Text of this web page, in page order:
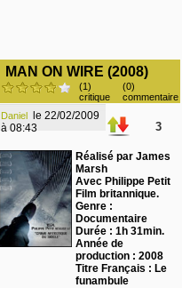
MAN ON WIRE (2008)
(1)
critique
(0)
commentaire
Daniel
à 08:43
3
Réalisé par James
Marsh
Avec Philippe Petit
Film britannique.
Genre :
Documentaire
Durée : 1h 31min.
Année de
production : 2008
Titre Français : Le
funambule